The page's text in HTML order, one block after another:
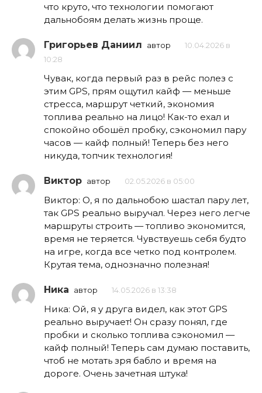
что круто, что технологии помогают
дальнобоям делать жизнь проще.
Григорьев Даниил автор
10.04.2026 в
10:28
Чувак, когда первый раз в рейс полез с
этим GPS, прям ощутил кайф — меньше
стресса, маршрут четкий, экономия
топлива реально на лицо! Как-то ехал и
спокойно обошёл пробку, сэкономил пару
часов — кайф полный! Теперь без него
никуда, топчик технология!
Виктор автор 02.05.2026 в 05:00
Виктор: О, я по дальнобою шастал пару лет,
так GPS реально выручал. Через него легче
маршруты строить — топливо экономится,
время не теряется. Чувствуешь себя будто
на игре, когда все четко под контролем.
Крутая тема, однозначно полезная!
Ника автор 14.05.2026 в 13:38
Ника: Ой, я у друга видел, как этот GPS
реально выручает! Он сразу понял, где
пробки и сколько топлива сэкономил —
кайф полный! Теперь сам думаю поставить,
чтоб не мотать зря бабло и время на
дороге. Очень зачетная штука!